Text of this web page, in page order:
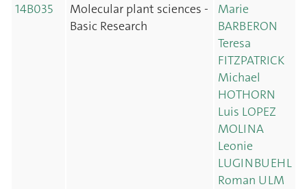
14B035
Molecular plant sciences -
Basic Research
Marie
BARBERON
Teresa
FITZPATRICK
Michael
HOTHORN
Luis LOPEZ
MOLINA
Leonie
LUGINBUEHL
Roman ULM